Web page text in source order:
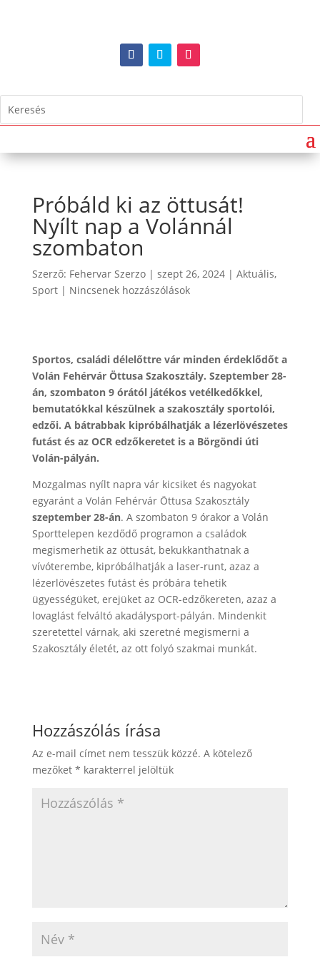
Próbáld ki az öttusát!
Nyílt nap a Volánnál
szombaton
Szerző: Fehervar Szerzo| szept 26, 2024| Aktuális,
Sport| Nincsenek hozzászólások
Sportos, családi délelőttre vár minden érdeklődőt a
Volán Fehérvár Öttusa Szakosztály. Szeptember 28-
án, szombaton 9 órától játékos vetélkedőkkel,
bemutatókkal készülnek a szakosztály sportolói,
edzői. A bátrabbak kipróbálhatják a lézerlövészetes
futást és az OCR edzőkeretet is a Börgöndi úti
Volán-pályán.
Mozgalmas nyílt napra vár kicsiket és nagyokat
egyaránt a Volán Fehérvár Öttusa Szakosztály
szeptember 28-án. A szombaton 9 órakor a Volán
Sporttelepen kezdődő programon a családok
megismerhetik az öttusát, bekukkanthatnak a
vívóterembe, kipróbálhatják a laser-runt, azaz a
lézerlövészetes futást és próbára tehetik
ügyességüket, erejüket az OCR-edzőkereten, azaz a
lovaglást felváltó akadálysport-pályán. Mindenkit
szeretettel várnak, aki szeretné megismerni a
Szakosztály életét, az ott folyó szakmai munkát.
Hozzászólás írása
Az e-mail címet nem tesszük közzé. A kötelező
mezőket * karakterrel jelöltük